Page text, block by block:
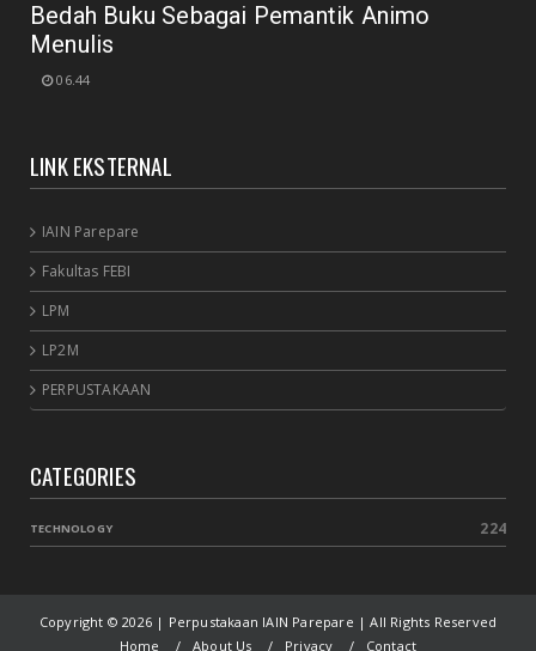
Bedah Buku Sebagai Pemantik Animo
Menulis
06.44
LINK EKSTERNAL
IAIN Parepare
Fakultas FEBI
LPM
LP2M
PERPUSTAKAAN
CATEGORIES
TECHNOLOGY 224
Copyright ©2026 | Perpustakaan IAIN Parepare | All Rights Reserved
Home
About Us Privacy Contact